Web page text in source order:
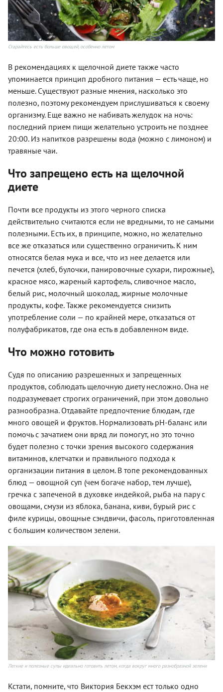
Старайтесь есть больше овощей, особенно летом
В рекомендациях к щелочной диете также часто
упоминается принцип дробного питания — есть чаще, но
меньше. Существуют разные мнения, насколько это
полезно, поэтому рекомендуем прислушиваться к своему
организму. Еще важно не набивать желудок на ночь:
последний прием пищи желательно устроить не позднее
20:00. Из напитков разрешены вода (можно с лимоном) и
травяные чаи.
Что запрещено есть на щелочной
диете
Почти все продукты из этого черного списка
действительно считаются если не вредными, то не самыми
полезными. Есть их, в принципе, можно, но желательно
все же отказаться или существенно ограничить. К ним
относятся белая мука и все, что из нее делается или
печется (хлеб, булочки, панировочные сухари, пирожные),
красное мясо, жареный картофель, сливочное масло,
белый рис, молочный шоколад, жирные молочные
продукты, кофе. Также рекомендуется снизить
употребление соли — по крайней мере, отказаться от
полуфабрикатов, где она есть в добавленном виде.
Что можно готовить
Судя по описанию разрешенных и запрещенных
продуктов, соблюдать щелочную диету несложно. Она не
подразумевает строгих ограничений, при этом довольно
разнообразна. Отдавайте предпочтение блюдам, где
много овощей и фруктов. Нормализовать pH-баланс или
помочь с зачатием они вряд ли помогут, но это точно
будет полезно с точки зрения высокого содержания
витаминов, клетчатки и правильного подхода к
организации питания в целом. В топе рекомендованных
блюд — овощной суп (чем богаче набор, тем лучше),
гречка с запеченой в духовке индейкой, рыба на пару с
овощами, смузи из яблока, банана, киви, бурый рис с
филе курицы, овощные сэндвичи, фасоль, приготовленная
с большим количеством зелени.
Легкие и полезные супы идеально готовить летом, когда вокруг много разнобразной зелени
Кстати, помните, что Виктория Бекхэм ест только одно